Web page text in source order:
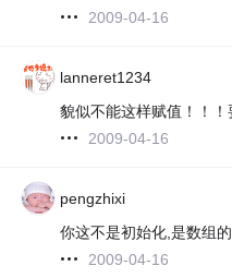
2009-04-16
lanneret1234
貌似不能这样赋值！！
2009-04-16
pengzhixi
你这不是初始化,是数组
2009-04-16